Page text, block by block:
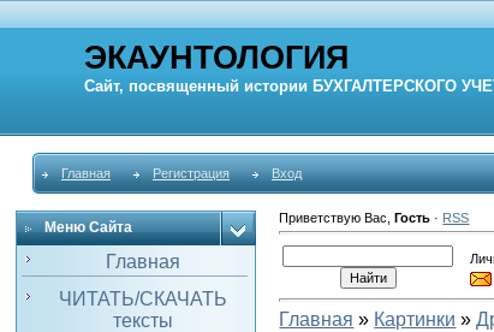
ЭКАУНТОЛОГИЯ
Сайт, посвященный истории БУХГАЛТЕРСКОГО
Главная Регистрация Вход
Меню Сайта
Главная
ЧИТАТЬ/СКАЧАТЬ
тексты
Приветствую Вас ,Гость · RSS
Главная » Картинки »